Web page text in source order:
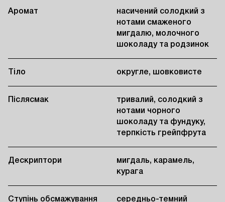
Аромат
насичений солодкий з
нотами смаженого
мигдалю, молочного
шоколаду та родзинок
Тіло округле, шовковисте
Післясмак
тривалий, солодкий з
нотами чорного
шоколаду та фундуку,
терпкість грейпфрута
Дескриптори
мигдаль, карамель,
курага
Ступінь обсмажування
середньо-темний